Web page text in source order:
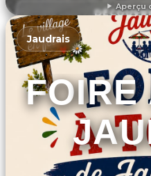
Aperçu
Jaudrais
FOIRE